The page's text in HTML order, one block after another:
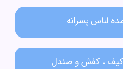
لباس پسرانه
، کفش و صندل